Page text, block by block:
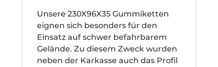
Unsere 230X96X35 Gummiketten
eignen sich besonders für den
Einsatz auf schwer befahrbarem
Gelände. Zu diesem Zweck wurden
neben der Karkasse auch das Profil